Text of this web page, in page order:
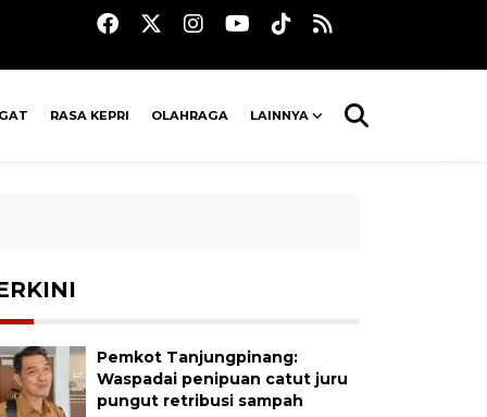
RASA KEPRI OLAHRAGA LAINNYA
Pemkot Tanjungpinang:
Waspadai penipuan catut juru
pungut retribusi sampah